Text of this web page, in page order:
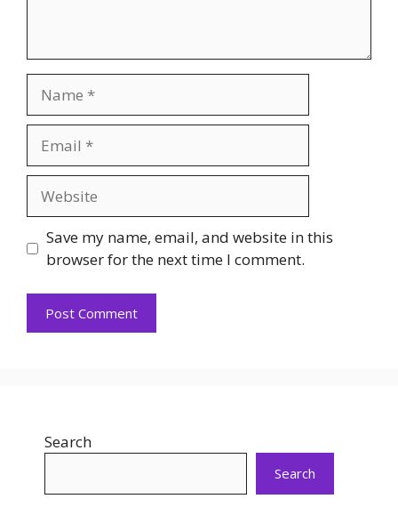
Save my name, email, and website in this
browser for the next time I comment.
Search
Search